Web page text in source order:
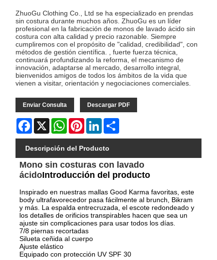
ZhuoGu Clothing Co., Ltd se ha especializado en prendas
sin costura durante muchos años. ZhuoGu es un líder
profesional en la fabricación de monos de lavado ácido sin
costura con alta calidad y precio razonable. Siempre
cumpliremos con el propósito de "calidad, credibilidad", con
métodos de gestión científica. , fuerte fuerza técnica,
continuará profundizando la reforma, el mecanismo de
innovación, adaptarse al mercado, desarrollo integral,
bienvenidos amigos de todos los ámbitos de la vida que
vienen a visitar, orientación y negociaciones comerciales.
Enviar Consulta Descargar PDF
Facebook
X WhatsAppPinterestLinkedIn
Descripción del Producto
Mono sin costuras con lavado
ácidoIntroducción del producto
Inspirado en nuestras mallas Good Karma favoritas, este
body ultrafavorecedor pasa fácilmente al brunch, Bikram
y más. La espalda entrecruzada, el escote redondeado y
los detalles de orificios transpirables hacen que sea un
ajuste sin complicaciones para usar todos los días.
7/8 piernas recortadas
Silueta ceñida al cuerpo
Ajuste elástico
Equipado con protección UV SPF 30